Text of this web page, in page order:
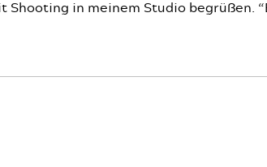
in meinem Studio begrüßen.